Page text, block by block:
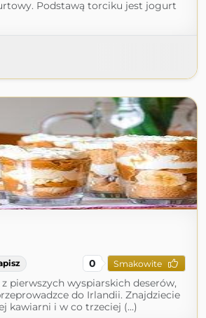
Podstawą torciku jest jogurt
0 Smakowite
pierwszych wyspiarskich deserów,
do Irlandii. Znajdziecie
kawiarni i w co trzeciej (...)